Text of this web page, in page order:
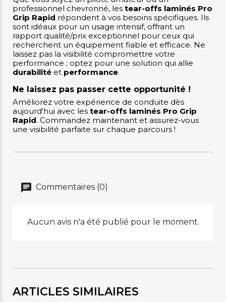
professionnel chevronné, les tear-offs laminés Pro
Grip Rapid répondent à vos besoins spécifiques. Ils
sont idéaux pour un usage intensif, offrant un
rapport qualité/prix exceptionnel pour ceux qui
recherchent un équipement fiable et efficace. Ne
laissez pas la visibilité compromettre votre
performance ; optez pour une solution qui allie
durabilité et performance.
Ne laissez pas passer cette opportunité !
Améliorez votre expérience de conduite dès
aujourd'hui avec les tear-offs laminés Pro Grip
Rapid. Commandez maintenant et assurez-vous
une visibilité parfaite sur chaque parcours !
Commentaires (0)
Aucun avis n'a été publié pour le moment.
ARTICLES SIMILAIRES